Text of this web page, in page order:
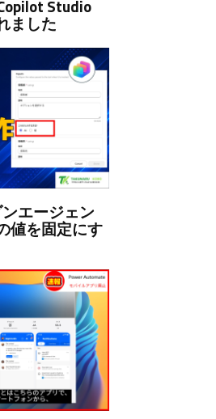
Studio
ました
エージェン
値を固定にす